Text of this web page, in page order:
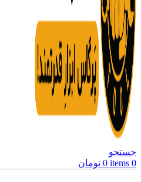
جستجو
0
items
0 تومان